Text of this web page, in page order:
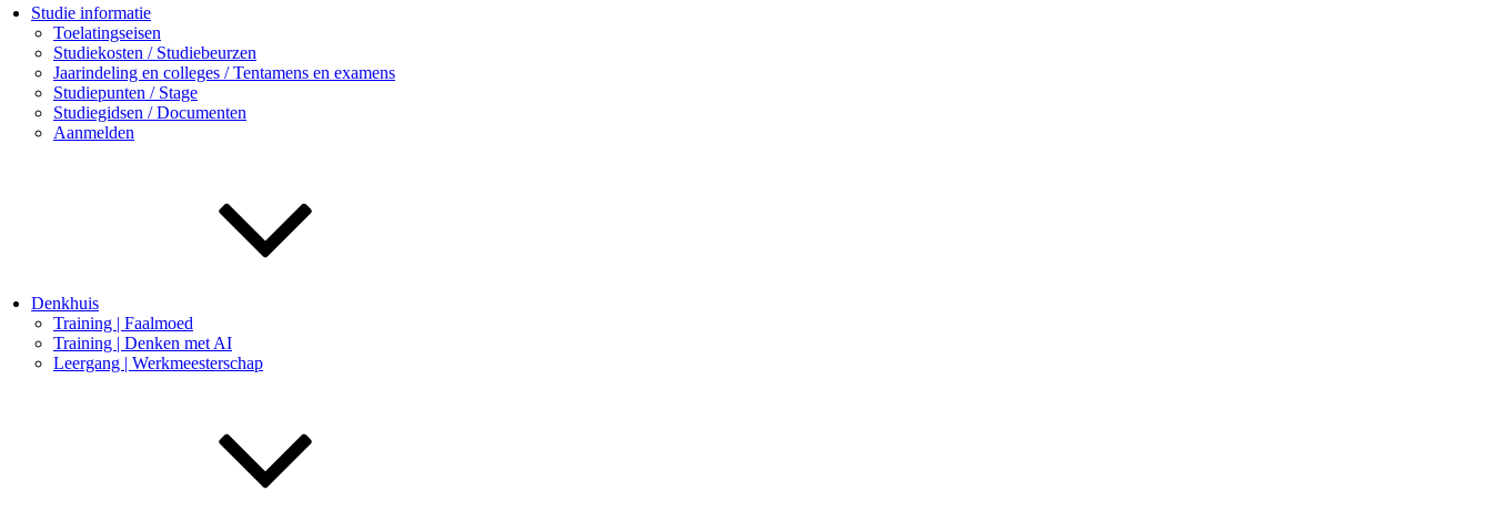
Studie informatie
Toelatingseisen
Studiekosten / Studiebeurzen
Jaarindeling en colleges / Tentamens en examens
Studiepunten / Stage
Studiegidsen / Documenten
Aanmelden
Denkhuis
Training | Faalmoed
Training | Denken met AI
Leergang | Werkmeesterschap